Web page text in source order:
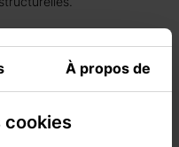
de nappes
nécessitent une
de s’assurer qu’elles
À propos de
cookies